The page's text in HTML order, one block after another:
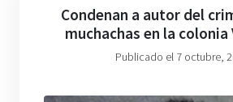
Condenan a autor del
muchachas en la colonia
Publicado el 7 octubre,